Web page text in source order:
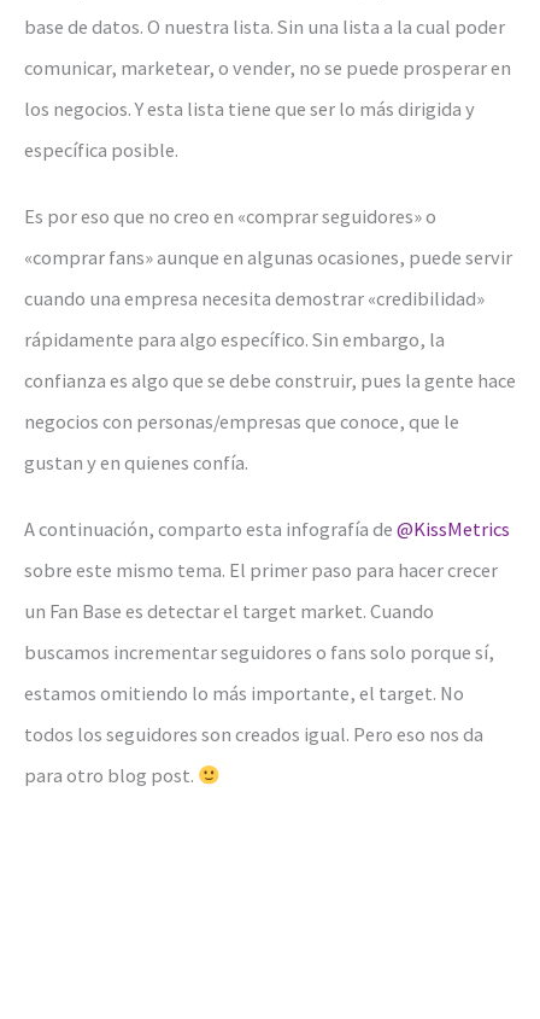
base de datos. O nuestra lista. Sin una lista a la cual poder
comunicar, marketear, o vender, no se puede prosperar en
los negocios. Y esta lista tiene que ser lo más dirigida y
específica posible.
Es por eso que no creo en «comprar seguidores» o
«comprar fans» aunque en algunas ocasiones, puede servir
cuando una empresa necesita demostrar «credibilidad»
rápidamente para algo específico. Sin embargo, la
confianza es algo que se debe construir, pues la gente hace
negocios con personas/empresas que conoce, que le
gustan y en quienes confía.
A continuación, comparto esta infografía de @KissMetrics
sobre este mismo tema. El primer paso para hacer crecer
un Fan Base es detectar el target market. Cuando
buscamos incrementar seguidores o fans solo porque sí,
estamos omitiendo lo más importante, el target. No
todos los seguidores son creados igual. Pero eso nos da
para otro blog post.